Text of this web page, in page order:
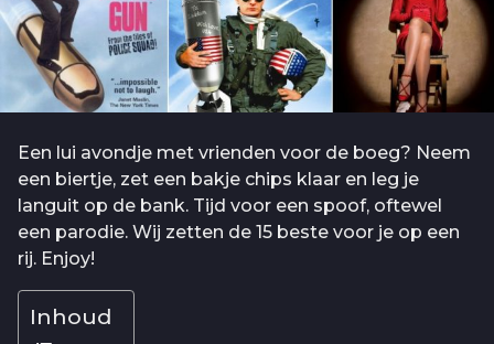
o
Een lui avondje met vrienden voor de boeg? Neem
een biertje, zet een bakje chips klaar en leg je
languit op de bank. Tijd voor een spoof, oftewel
een parodie. Wij zetten de 15 beste voor je op een
rij. Enjoy!
Inhoud